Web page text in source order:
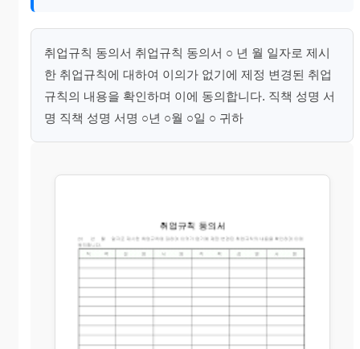
취업규칙 동의서 취업규칙 동의서 ○ 년 월 일자로 제시
한 취업규칙에 대하여 이의가 없기에 제정 변경된 취업
규칙의 내용을 확인하며 이에 동의합니다. 직책 성명 서
명 직책 성명 서명 ○년 ○월 ○일 ○ 귀하